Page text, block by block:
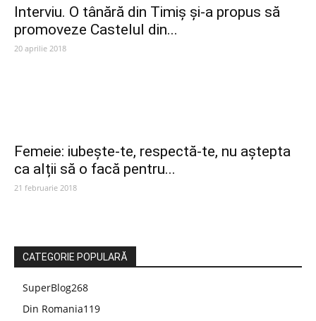
Interviu. O tânără din Timiș și-a propus să
promoveze Castelul din...
20 aprilie 2018
Femeie: iubește-te, respectă-te, nu aștepta
ca alții să o facă pentru...
21 februarie 2018
CATEGORIE POPULARĂ
SuperBlog268
Din Romania119